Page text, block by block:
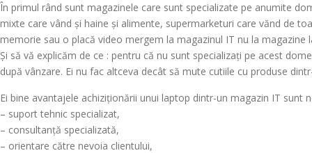
În primul rând sunt magazinele care sunt specializate pe anumite
mixte care vând și haine și alimente, supermarketuri care vănd de
memorie sau o placă video mergem la magazinul IT nu la
Și să vă explicăm de ce : pentru că nu sunt specializați pe acest
după vânzare. Ei nu fac altceva decât să mute cutiile cu produse
Ei bine avantajele achiziționării unui laptop dintr-un magazin IT sunt
– suport tehnic specializat,
– consultanță specializată,
– orientare către nevoia clientului,